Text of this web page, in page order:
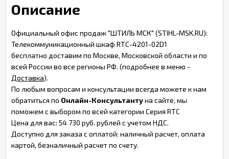
Описание
Официальный офис продаж "ШТИЛЬ МСК" (STIHL-MSK.RU):
Телекоммуникационный шкаф RTC-4201-02D1
бесплатно доставим по Москве, Московской области и по
всей России во все регионы РФ. (подробнее в меню -
Доставка).
По любым вопросам и консультации всегда можете к нам
обратиться по Онлайн-Консультантуна сайте, мы
поможем с выбором по всей категории Серия RTC
Цена для вас: 54 730 руб. рублей с учетом НДС.
Доступно для заказа с оплатой: наличный расчет, оплата
картой, безналичный расчет по счету.